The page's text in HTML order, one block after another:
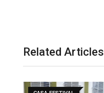
Related Articles